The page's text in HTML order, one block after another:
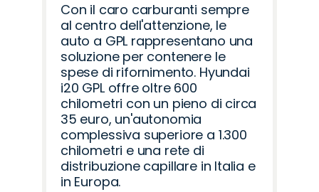
Con il caro carburanti sempre
al centro dell'attenzione, le
auto a GPL rappresentano una
soluzione per contenere le
spese di rifornimento. Hyundai
i20 GPL offre oltre 600
chilometri con un pieno di circa
35 euro, un'autonomia
complessiva superiore a 1.300
chilometri e una rete di
distribuzione capillare in Italia e
in Europa.